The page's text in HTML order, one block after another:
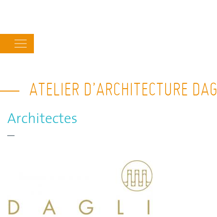
navigation
ATELIER D’ARCHITECTURE
Architectes